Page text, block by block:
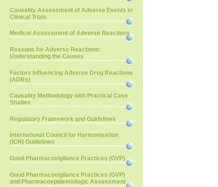
Causality Assessment of Adverse Events in
Clinical Trials
Medical Assessment of Adverse Reactions
Reasons for Adverse Reactions:
Understanding the Causes
Factors Influencing Adverse Drug Reactions
(ADRs)
Causality Methodology with Practical Case
Studies
Regulatory Framework and Guidelines
International Council for Harmonisation
(ICH) Guidelines
Good Pharmacovigilance Practices (GVP)
Good Pharmacovigilance Practices (GVP)
and Pharmacoepidemiologic Assessment